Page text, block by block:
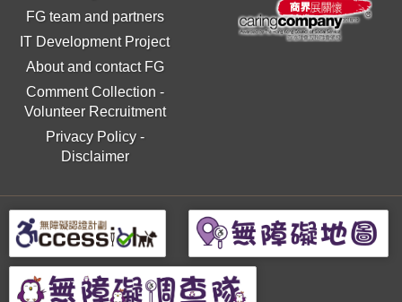
FG team and partners
IT Development Project
About and contact FG
Comment Collection -
Volunteer Recruitment
Privacy Policy-
Disclaimer